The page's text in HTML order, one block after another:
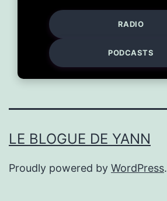
RADIO
PODCASTS
LE BLOGUE DE YANN
Proudly powered by WordPress.